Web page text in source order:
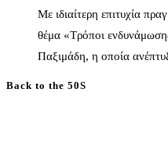
Με ιδιαίτερη επιτυχία
θέμα «Τρόποι
Παξιμάδη, η οποία
Back to the 50S